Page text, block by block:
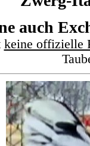
auch
keine offizielle